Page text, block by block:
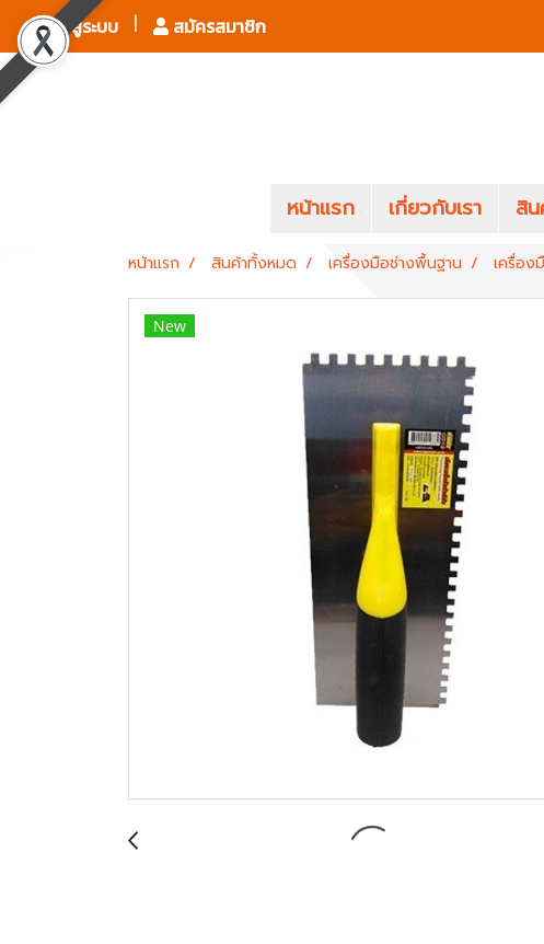
เข้าสู่ระบบ สมัครสมาชิก
หน้าแรก เกี่ยวกับเรา สิ
หน้าแรก สินค้าทั้งหมด เครื่องมือช่างพื้นฐาน เครื่อง
New